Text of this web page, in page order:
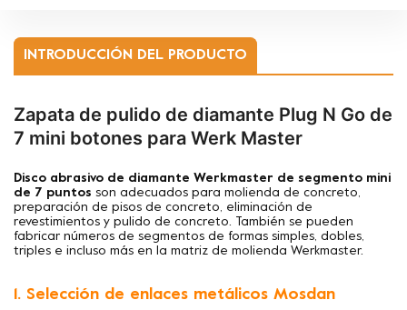
INTRODUCCIÓN DEL PRODUCTO
Zapata de pulido de diamante Plug N Go de
7 mini botones para Werk Master
Disco abrasivo de diamante Werkmaster de segmento mini
de 7 puntos son adecuados para molienda de concreto,
preparación de pisos de concreto, eliminación de
revestimientos y pulido de concreto. También se pueden
fabricar números de segmentos de formas simples, dobles,
triples e incluso más en la matriz de molienda Werkmaster.
1. Selección de enlaces metálicos Mosdan